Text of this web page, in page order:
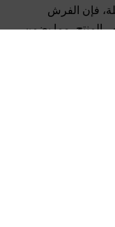
فإن الفرش
المنتج، مما يضمن